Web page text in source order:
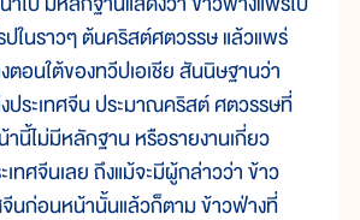
ปในราวๆ ต้นคริสต์ศตวรรษ แล้วแพร่
ตอนใต้ของทวีปเอเชีย สันนิษฐานว่า
ประเทศจีน ประมาณคริสต์ ศตวรรษที่
นี้ไม่มีหลักฐาน หรือรายงานเกี่ยว
ทศจีนเลย ถึงแม้จะมีผู้กล่าวว่า ข้าว
จีนก่อนหน้านั้นแล้วก็ตาม ข้าวฟ่างที่